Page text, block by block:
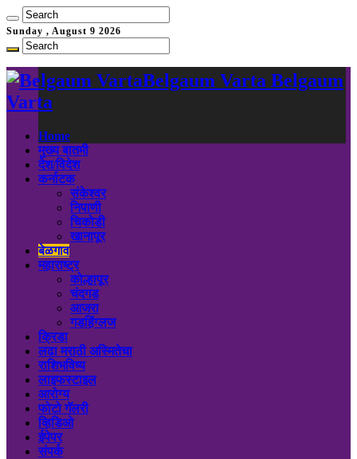
Sunday , August 9 2026
Belgaum Varta Belgaum
Varta
Home
मुख्य बातमी
देश/विदेश
कर्नाटक
संकेश्वर
निपाणी
चिकोडी
खानापूर
बेळगाव
महाराष्ट्र
कोल्हापूर
चंदगड
आजरा
गडहिंग्लज
क्रिडा
लढा मराठी अस्मितेचा
राशिभविष्य
लाइफस्टाइल
आरोग्य
फोटो गॅलरी
व्हिडिओ
ईपेपर
संपर्क